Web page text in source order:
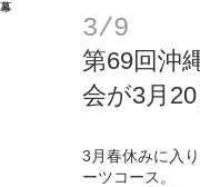
幕
3/9
第69回沖
会が3月
3月春休みに入
ーツコース。